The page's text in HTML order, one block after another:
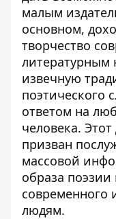
малым
основном,
творчество
извечную
поэтического
ответом на
человека.
призван
массовой
образа
современного
людям.